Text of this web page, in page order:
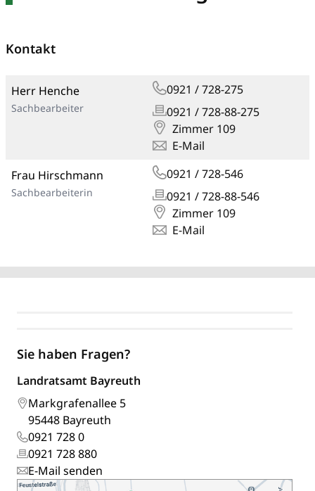
Kontakt
Herr Henche
Sachbearbeiter
0921 / 728-275
0921 / 728-88-275
Zimmer 109
E-Mail
Frau Hirschmann
Sachbearbeiterin
0921 / 728-546
0921 / 728-88-546
Zimmer 109
E-Mail
Sie haben Fragen?
Landratsamt Bayreuth
Markgrafenallee 5
95448 Bayreuth
0921 728 0
0921 728 880
E-Mail senden